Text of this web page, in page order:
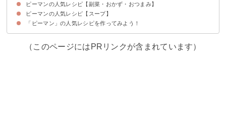
【つくれぽ1380件】ピーマンと豚こまのオイスター丼
【つくれぽ383件】ピーマン大量消費！チンジャオロース丼
【つくれぽ141件】ひき肉と春雨のとろみ丼
【つくれぽ59件】なすとピーマンと豚肉のみそ炒め丼！豚こまでも
ピーマンの人気レシピ【副菜・おかず・おつまみ】
【つくれぽ8719件】ツナ缶入り！やみつき無限ピーマン【動画】
【つくれぽ3862件】失敗なしのピーマン肉詰め【動画】
【つくれぽ10000件超！】ピーマン豚なす炒め【動画】
【つくれぽ10000件超！】フライパン一つでピーマンの肉詰め【動画】
【つくれぽ3326件】ピーマンだけで！ピーマンの煮びたし【動画】
【つくれぽ2927件】ピーマンと牛肉の甘辛炒め【動画】
【つくれぽ1978件】豚肉とピーマンだけ！オイスターソース炒め【動画】
【つくれぽ2651件】人参とピーマンだけで！簡単きんぴら
【つくれぽ1223件】豚肉とピーマンだけ！和風チンジャオロース【動画】
【つくれぽ4611件】ピーマンとちくわのきんぴら
【つくれぽ1179件】椎茸とピーマンで作るバター醬油炒め
【つくれぽ7954件】ピーマンと鶏むね肉の簡単中華炒め【動画】
【つくれぽ4589件】シンプルな美味しさ！ピーマンのおかか和え【動画】
【つくれぽ1992件】大量消費にぴったり！ピーマンと鶏むね肉の細切り炒め
【つくれぽ1610件】ピーマンとジャガイモのオイスター炒め
【つくれぽ4520件】材料たった3つ！ツナピーマン【動画】
【つくれぽ5411件】ピーマン春雨！大量消費にも
【つくれぽ1996件】ピーマンと卵の味噌マヨ炒め【動画】
【つくれぽ1693件】じゃことピーマンだけ！きんぴら風和え物
【つくれぽ2162件】油揚げとピーマンのオイスター炒め【動画】
【つくれぽ2417件】鶏肉とピーマンのニンニク醤油炒め【動画】
【つくれぽ2720件】鶏肉となすとピーマンの甘酢あん
【つくれぽ3299件】ささみとピーマンの醤油マヨ炒め
【つくれぽ4483件】なすとピーマンで1品！甘酢炒め
【つくれぽ2041件】大量消費レシピ！ピーマンと人参のゴマ味噌和え
【つくれぽ6537件】ピーマンの肉詰め！とろみタレで
【つくれぽ2042件】ピーマンとツナで！やみつきピーマン
【つくれぽ2301件】ピーマンのなす味噌！大量消費にもおすすめ【動画】
ピーマンの人気レシピ【スープ】
【つくれぽ46件】ピーマンとふわふわ卵の中華スープ
【つくれぽ141件】乾燥わかめとピーマンの味噌汁
【つくれぽ68件】ベーコンとピーマンのコンソメスープ
「ピーマン」の人気レシピを作ってみよう！
（このページにはPRリンクが含まれています）